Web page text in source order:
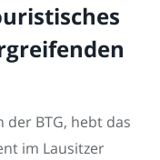
BTG, hebt das
im Lausitzer